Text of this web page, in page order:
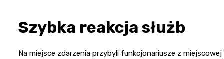
Szybka reakcja służb
Na miejsce zdarzenia przybyli funkcjonariusze z